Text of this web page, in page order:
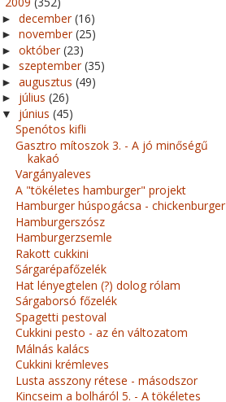
► december(16)
► november(25)
► október(23)
► szeptember(35)
► augusztus (49)
► július (26)
▼ június (45)
Spenótos kifli
Gasztro mítoszok 3. - A jó minőségű
kakaó
Vargányaleves
A "tökéletes hamburger" projekt
Hamburger húspogácsa - chickenburger
Hamburgerszósz
Hamburgerzsemle
Rakott cukkini
Sárgarépafőzelék
Hat lényegtelen (?) dolog rólam
Sárgaborsó főzelék
Spagetti pestoval
Cukkini pesto - az én változatom
Málnás kalács
Cukkini krémleves
Lusta asszony rétese - másodszor
Kincseim a bolháról 5. - A tökéletes